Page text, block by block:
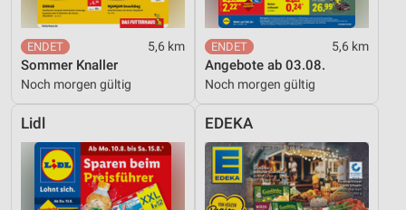
5,6 km
Sommer Knaller
Noch morgen gültig
5,6 km
Angebote ab 03.08.
Noch morgen gültig
Lidl EDEKA